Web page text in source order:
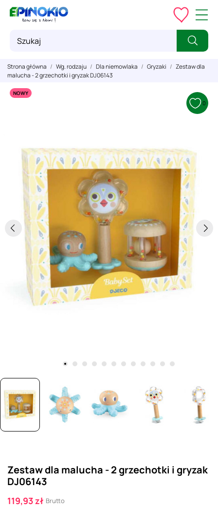
Strona główna Wg. rodzaju Dla niemowlaka Gryzaki
Zestaw dla
malucha - 2 grzechotki i gryzak DJ06143
NOWY
0
Zestaw dla malucha - 2 grzechotki i gryzak
DJ06143
119,93 zł Brutto